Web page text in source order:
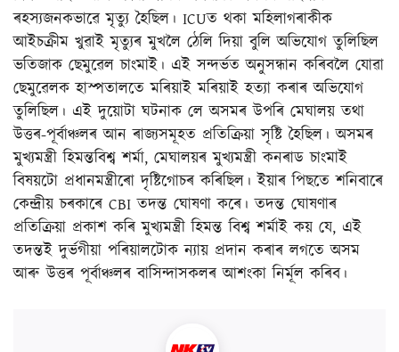
ৰহস্যজনকভাৱে মৃত্যু হৈছিল। ICUত থকা মহিলাগৰাকীক
আইচক্ৰীম খুৱাই মৃত্যুৰ মুখলৈ ঠেলি দিয়া বুলি অভিযোগ তুলিছিল
ভতিজাক ছেমুৱেল চাংমাই। এই সন্দৰ্ভত অনুসন্ধান কৰিবলৈ যোৱা
ছেমুৱেলক হাস্পতালতে মৰিয়াই মৰিয়াই হত্যা কৰাৰ অভিযোগ
তুলিছিল। এই দুয়োটা ঘটনাক লে অসমৰ উপৰি মেঘালয় তথা
উত্তৰ-পূৰ্বাঞ্চলৰ আন ৰাজ্যসমূহত প্ৰতিক্ৰিয়া সৃষ্টি হৈছিল। অসমৰ
মুখ্যমন্ত্ৰী হিমন্তবিশ্ব শৰ্মা, মেঘালয়ৰ মুখ্যমন্ত্ৰী কনৰাড চাংমাই
বিষয়টো প্ৰধানমন্ত্ৰীৰো দৃষ্টিগোচৰ কৰিছিল। ইয়াৰ পিছতে শনিবাৰে
কেন্দ্ৰীয় চৰকাৰে CBI তদন্ত ঘোষণা কৰে। তদন্ত ঘোষণাৰ
প্ৰতিক্ৰিয়া প্ৰকাশ কৰি মুখ্যমন্ত্ৰী হিমন্ত বিশ্ব শৰ্মাই কয় যে, এই
তদন্তই দুৰ্ভগীয়া পৰিয়ালটোক ন্যায় প্ৰদান কৰাৰ লগতে অসম
আৰু উত্তৰ পূৰ্বাঞ্চলৰ বাসিন্দাসকলৰ আশংকা নিৰ্মূল কৰিব।